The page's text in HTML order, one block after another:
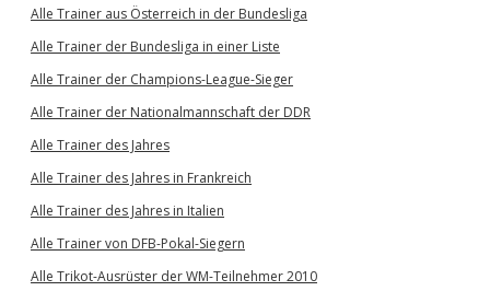
Alle Trainer aus Österreich in der Bundesliga
Alle Trainer der Bundesliga in einer Liste
Alle Trainer der Champions-League-Sieger
Alle Trainer der Nationalmannschaft der DDR
Alle Trainer des Jahres
Alle Trainer des Jahres in Frankreich
Alle Trainer des Jahres in Italien
Alle Trainer von DFB-Pokal-Siegern
Alle Trikot-Ausrüster der WM-Teilnehmer 2010